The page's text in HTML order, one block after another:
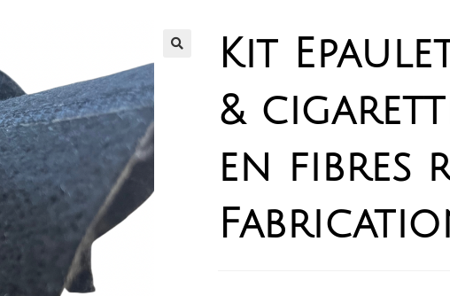
Kit
&
en fibres